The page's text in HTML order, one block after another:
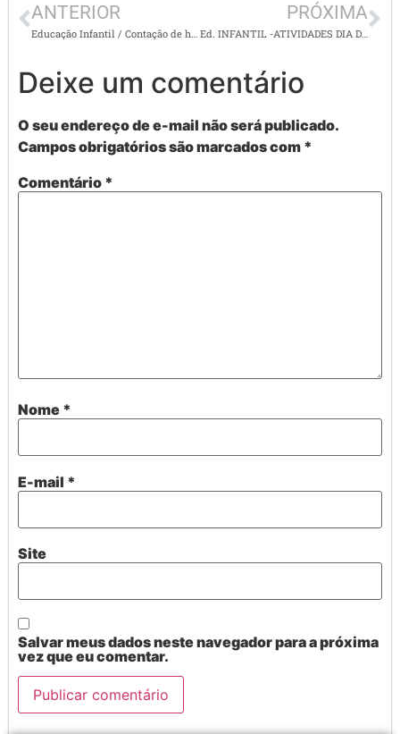
ANTERIOR PRÓXIMA
Ed. INFANTIL -ATIVIDADES DIA DA BANDEIRA e Consciência Negra
Deixe um comentário
O seu endereço de e-mail não será publicado.
Campos obrigatórios são marcados com *
Comentário *
Nome *
E-mail *
Site
Salvar meus dados neste navegador para a próxima
vez que eu comentar.